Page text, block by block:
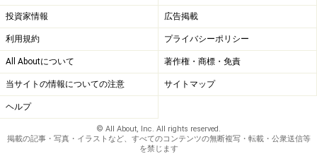
バドミントンは地味なスポーツ
こちらは学生時代の部活のイメージが強く残っているの
ではないか、と考察しています。出身校がバドミントン
の強豪校の方は、おそらくこのようなイメージを持って
いないのではないでしょうか？
投資家情報 広告掲載
利用規約 プライバシーポリシー
All Aboutについて 著作権・商標・免責
当サイトの情報についての注意 サイトマップ
ヘルプ
© All About, Inc. All rights reserved.
掲載の記事・写真・イラストなど、すべてのコンテンツの無断複写・転載・公衆送信等
を禁じます